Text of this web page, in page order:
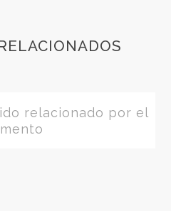
relacionado por el